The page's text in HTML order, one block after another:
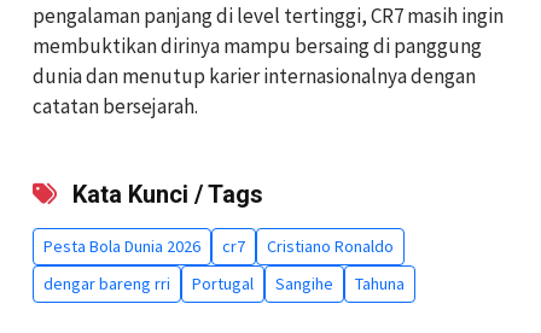
pengalaman panjang di level tertinggi, CR7 masih ingin
membuktikan dirinya mampu bersaing di panggung
dunia dan menutup karier internasionalnya dengan
catatan bersejarah.
Kata Kunci / Tags
Pesta Bola Dunia 2026 cr7
Cristiano Ronaldo
dengar bareng rri
Portugal Sangihe Tahuna